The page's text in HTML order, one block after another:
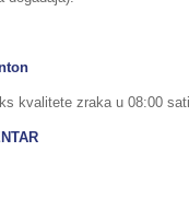
kvalitete zraka u 08:00